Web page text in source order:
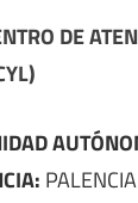
DE
PALENCIA